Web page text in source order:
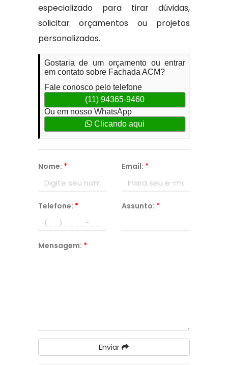
especializado para tirar dúvidas,
solicitar orçamentos ou projetos
personalizados.
Gostaria de um orçamento ou entrar
em contato sobre Fachada ACM?
Fale conosco pelo telefone
(11) 94365-9460
Ou em nosso WhatsApp
Clicando aqui
Nome: * Email: *
Telefone: * Assunto: *
Mensagem: *
Enviar